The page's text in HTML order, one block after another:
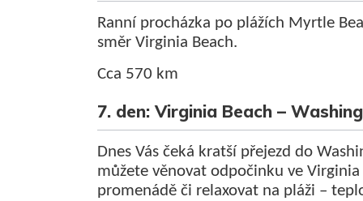
Ranní procházka po plážích Myrtle
směr Virginia Beach.
Cca 570 km
7. den: Virginia Beach –
Dnes Vás čeká kratší přejezd do
můžete věnovat odpočinku ve
promenádě či relaxovat na pláži –